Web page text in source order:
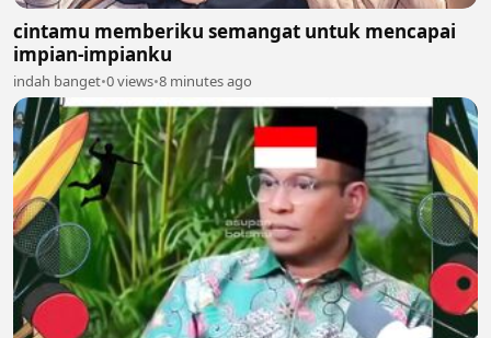
cintamu memberiku semangat untuk mencapai
impian-impianku
indah banget•0 views•8 minutes ago